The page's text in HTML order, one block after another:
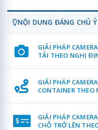
NỘI DUNG ĐÁNG CHÚ Ý
GIẢI PHÁP
TẢI THEO NGHỊ
GIẢI PHÁP
CONTAINER
GIẢI PHÁP
CHỖ TRỞ LÊN